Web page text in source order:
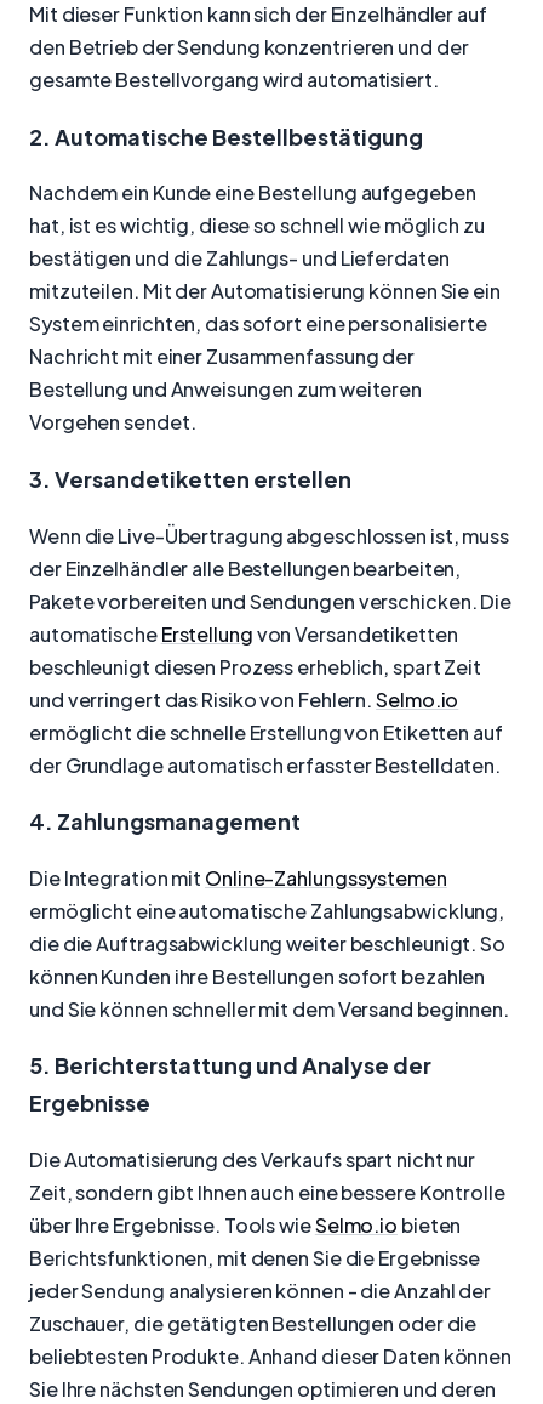
Mit dieser Funktion kann sich der Einzelhändler auf
den Betrieb der Sendung konzentrieren und der
gesamte Bestellvorgang wird automatisiert.
2. Automatische Bestellbestätigung
Nachdem ein Kunde eine Bestellung aufgegeben
hat, ist es wichtig, diese so schnell wie möglich zu
bestätigen und die Zahlungs- und Lieferdaten
mitzuteilen. Mit der Automatisierung können Sie ein
System einrichten, das sofort eine personalisierte
Nachricht mit einer Zusammenfassung der
Bestellung und Anweisungen zum weiteren
Vorgehen sendet.
3. Versandetiketten erstellen
Wenn die Live-Übertragung abgeschlossen ist, muss
der Einzelhändler alle Bestellungen bearbeiten,
Pakete vorbereiten und Sendungen verschicken. Die
automatischeErstellungvon Versandetiketten
beschleunigt diesen Prozess erheblich, spart Zeit
und verringert das Risiko von Fehlern.Selmo.io
ermöglicht die schnelle Erstellung von Etiketten auf
der Grundlage automatisch erfasster Bestelldaten.
4. Zahlungsmanagement
Die Integration mit Online-Zahlungssystemen
ermöglicht eine automatische Zahlungsabwicklung,
die die Auftragsabwicklung weiter beschleunigt. So
können Kunden ihre Bestellungen sofort bezahlen
und Sie können schneller mit dem Versand beginnen.
5. Berichterstattung und Analyse der
Ergebnisse
Die Automatisierung des Verkaufs spart nicht nur
Zeit, sondern gibt Ihnen auch eine bessere Kontrolle
über Ihre Ergebnisse. Tools wieSelmo.io bieten
Berichtsfunktionen, mit denen Sie die Ergebnisse
jeder Sendung analysieren können - die Anzahl der
Zuschauer, die getätigten Bestellungen oder die
beliebtesten Produkte. Anhand dieser Daten können
Sie Ihre nächsten Sendungen optimieren und deren